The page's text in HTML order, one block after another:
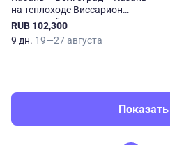
на теплоходе Виссарион
Белинский
RUB 102,300
9 дн. 19—27 августа